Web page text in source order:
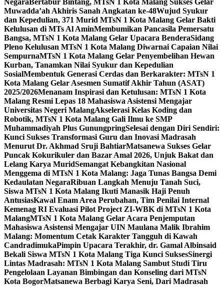
Negara Bertabur Bintang, MTsN 1 Kota Malang Sukses Gelar
Muwadda’ah Akhiris Sanah Angkatan ke-48Wujud Syukur
dan Kepedulian, 371 Murid MTsN 1 Kota Malang Gelar Bakti
Kelulusan di MTs Al AminMembumikan Pancasila Pemersatu
Bangsa, MTsN 1 Kota Malang Gelar Upacara BenderaSidang
Pleno Kelulusan MTsN 1 Kota Malang Diwarnai Capaian Nilai
SempurnaMTsN 1 Kota Malang Gelar Penyembelihan Hewan
Kurban, Tanamkan Nilai Syukur dan Kepedulian
SosialMembentuk Generasi Cerdas dan Berkarakter: MTsN 1
Kota Malang Gelar Asesmen Sumatif Akhir Tahun (ASAT)
2025/2026Menanam Inspirasi dan Ketulusan: MTsN 1 Kota
Malang Resmi Lepas 18 Mahasiswa Asistensi Mengajar
Universitas Negeri MalangAkselerasi Kelas Koding dan
Robotik, MTsN 1 Kota Malang Gali Ilmu ke SMP
Muhammadiyah Plus GunungpringSelesai dengan Diri Sendiri:
Kunci Sukses Transformasi Guru dan Inovasi Madrasah
Menurut Dr. Akhmad Sruji BahtiarMatsanewa Sukses Gelar
Puncak Kokurikuler dan Bazar Amal 2026, Unjuk Bakat dan
Lelang Karya MuridSemangat Kebangkitan Nasional
Menggema di MTsN 1 Kota Malang: Jaga Tunas Bangsa Demi
Kedaulatan NegaraRibuan Langkah Menuju Tanah Suci,
Siswa MTsN 1 Kota Malang Ikuti Manasik Haji Penuh
AntusiasKawal Enam Area Perubahan, Tim Penilai Internal
Kemenag RI Evaluasi Pilot Project ZI-WBK di MTsN 1 Kota
MalangMTsN 1 Kota Malang Gelar Acara Penjemputan
Mahasiswa Asistensi Mengajar UIN Maulana Malik Ibrahim
Malang: Momentum Cetak Karakter Tangguh di Kawah
CandradimukaPimpin Upacara Terakhir, dr. Gamal Albinsaid
Bekali Siswa MTsN 1 Kota Malang Tiga Kunci SuksesSinergi
Lintas Madrasah: MTsN 1 Kota Malang Sambut Studi Tiru
Pengelolaan Layanan Bimbingan dan Konseling dari MTsN
Kota BogorMatsanewa Berbagi Karya Seni, Dari Madrasah